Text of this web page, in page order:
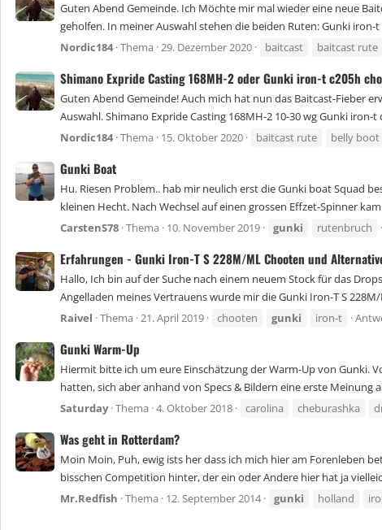
Guten Abend Gemeinde. Ich Möchte mir mal wieder eine neue
geholfen. In meiner Auswahl stehen die beiden Ruten: Gunki iron-t
Nordic184 Thema 29. Dezember 2020 baitcast baitcast rute
Shimano Expride Casting 168MH-2 oder Gunki iron-t c205h
Guten Abend Gemeinde! Auch mich hat nun das Baitcast-Fieber
Auswahl. Shimano Expride Casting 168MH-2 10-30 wg Gunki iron-t
Nordic184 Thema 15. Oktober 2020 baitcast rute belly boot
Gunki Boat
Hu. Riesen Problem.. hab mir neulich erst die Gunki boat Squad
kleinen Hecht. Nach Wechsel auf einen grossen Effzet-Spinner
CarstenS78 Thema 10. November 2019 gunki rutenbruch
Erfahrungen - Gunki Iron-T S 228M/ML Chooten und
Hallo, Ich bin auf der Suche nach einem neuem Stock für das
Angelladen meines Vertrauens wurde mir die Gunki Iron-T S
Raivel Thema 21. April 2019 chooten gunki iron-t
Gunki Warm-Up
Hiermit bitte ich um eure Einschätzung der Warm-Up von Gunki.
hatten, sich aber anhand von Specs & Bildern eine erste Meinung
Saturday Thema 4. Oktober 2018 carolina cheburashka
Was geht in Rotterdam?
Moin Moin, Puh, ewig ists her dass ich mich hier am Forenleben
bisschen Competition hinter, der ein oder Andere hier hat ja
Mr.Redfish Thema 12. September 2014 gunki holland